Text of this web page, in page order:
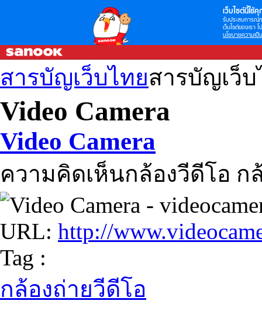
เว็บไซต์นี้ใช้คุ
รับประสบการณ์
เว็บไซต์ของเรา
นโยบายความเป็
สารบัญเว็บไทยสารบัญเว็
Video Camera
Video Camera
ความคิดเห็นกล้องวีดีโอ ก
URL: http://
Tag :
กล้องถ่ายวีดีโอ